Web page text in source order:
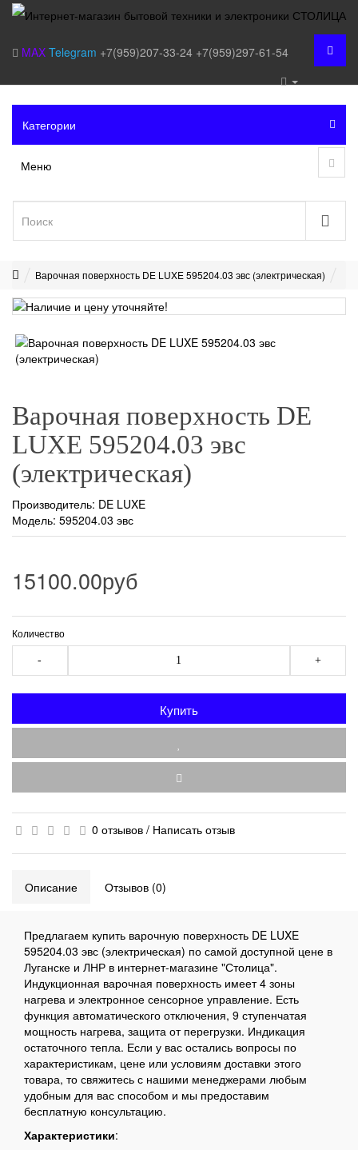
MAX Telegram +7(959)207-33-24 +7(959)297-61-54
Категории
Меню
Варочная поверхность DE LUXE 595204.03 эвс (электрическая)
Варочная поверхность DE
LUXE 595204.03 эвс
(электрическая)
Производитель: DE LUXE
Модель: 595204.03 эвс
15100.00руб
Количество
- +
Купить
0 отзывов / Написать отзыв
Описание Отзывов (0)
Предлагаем купить варочную поверхность DE LUXE
595204.03 эвс (электрическая) по самой доступной цене в
Луганске и ЛНР в интернет-магазине "Столица".
Индукционная варочная поверхность имеет 4 зоны
нагрева и электронное сенсорное управление. Есть
функция автоматического отключения, 9 ступенчатая
мощность нагрева, защита от перегрузки. Индикация
остаточного тепла. Если у вас остались вопросы по
характеристикам, цене или условиям доставки этого
товара, то свяжитесь с нашими менеджерами любым
удобным для вас способом и мы предоставим
бесплатную консультацию.
Характеристики: